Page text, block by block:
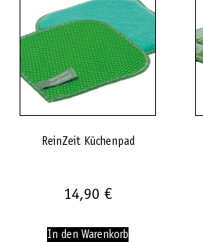
ReinZeit Küchenpad
14,90 €
In den Warenkorb